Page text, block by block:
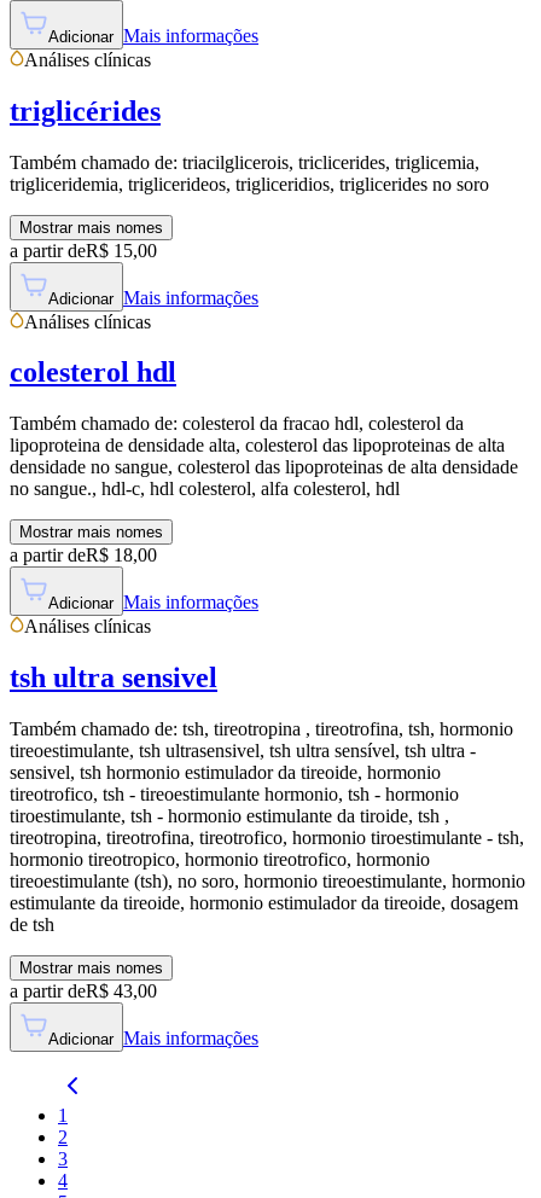
Adicionar Mais informações
Análises clínicas
triglicérides
Também chamado de: triacilglicerois, triclicerides, triglicemia,
trigliceridemia, triglicerideos, trigliceridios, triglicerides no soro
Mostrar mais nomes
a partir deR$ 15,00
Adicionar Mais informações
Análises clínicas
colesterol hdl
Também chamado de: colesterol da fracao hdl, colesterol da
lipoproteina de densidade alta, colesterol das lipoproteinas de alta
densidade no sangue, colesterol das lipoproteinas de alta densidade
no sangue., hdl-c, hdl colesterol, alfa colesterol, hdl
Mostrar mais nomes
a partir deR$ 18,00
Adicionar Mais informações
Análises clínicas
tsh ultra sensivel
Também chamado de: tsh, tireotropina , tireotrofina, tsh, hormonio
tireoestimulante, tsh ultrasensivel, tsh ultra sensível, tsh ultra -
sensivel, tsh hormonio estimulador da tireoide, hormonio
tireotrofico, tsh - tireoestimulante hormonio, tsh - hormonio
tiroestimulante, tsh - hormonio estimulante da tiroide, tsh ,
tireotropina, tireotrofina, tireotrofico, hormonio tiroestimulante - tsh,
hormonio tireotropico, hormonio tireotrofico, hormonio
tireoestimulante (tsh), no soro, hormonio tireoestimulante, hormonio
estimulante da tireoide, hormonio estimulador da tireoide, dosagem
de tsh
Mostrar mais nomes
a partir deR$ 43,00
Adicionar Mais informações
1
2
3
4